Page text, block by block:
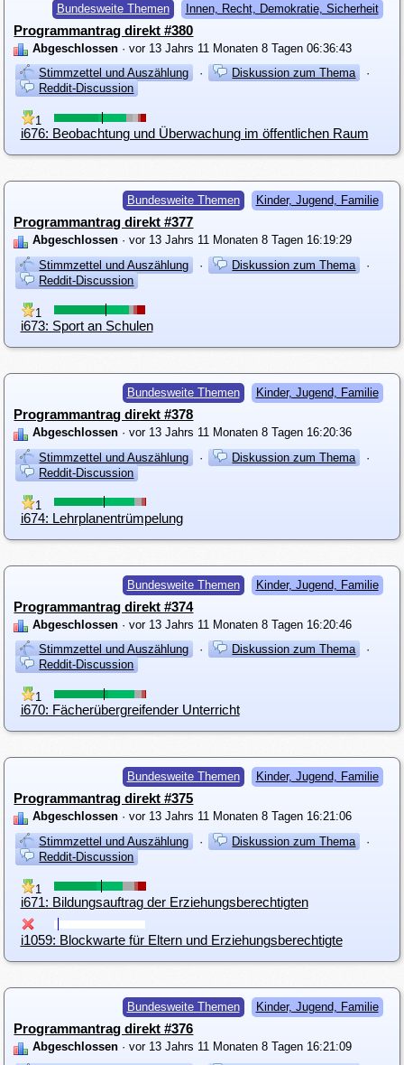
Bundesweite Themen Innen, Recht, Demokratie, Sicherheit
Programmantrag direkt #380
Abgeschlossen · vor 13 Jahrs 11 Monaten 8 Tagen 06:36:43
Stimmzettel und Auszählung
· Diskussion zum Thema
·
Reddit-Discussion
1
i676: Beobachtung und Überwachung im öffentlichen Raum
Bundesweite Themen Kinder, Jugend, Familie
Programmantrag direkt #377
Abgeschlossen · vor 13 Jahrs 11 Monaten 8 Tagen 16:19:29
Stimmzettel und Auszählung
· Diskussion zum Thema
·
Reddit-Discussion
1
i673: Sport an Schulen
Bundesweite Themen Kinder, Jugend, Familie
Programmantrag direkt #378
Abgeschlossen · vor 13 Jahrs 11 Monaten 8 Tagen 16:20:36
Stimmzettel und Auszählung
· Diskussion zum Thema
·
Reddit-Discussion
1
i674: Lehrplanentrümpelung
Bundesweite Themen Kinder, Jugend, Familie
Programmantrag direkt #374
Abgeschlossen · vor 13 Jahrs 11 Monaten 8 Tagen 16:20:46
Stimmzettel und Auszählung
· Diskussion zum Thema
·
Reddit-Discussion
1
i670: Fächerübergreifender Unterricht
Bundesweite Themen Kinder, Jugend, Familie
Programmantrag direkt #375
Abgeschlossen · vor 13 Jahrs 11 Monaten 8 Tagen 16:21:06
Stimmzettel und Auszählung
· Diskussion zum Thema
·
Reddit-Discussion
1
i671: Bildungsauftrag der Erziehungsberechtigten
i1059: Blockwarte für Eltern und Erziehungsberechtigte
Bundesweite Themen Kinder, Jugend, Familie
Programmantrag direkt #376
Abgeschlossen · vor 13 Jahrs 11 Monaten 8 Tagen 16:21:09